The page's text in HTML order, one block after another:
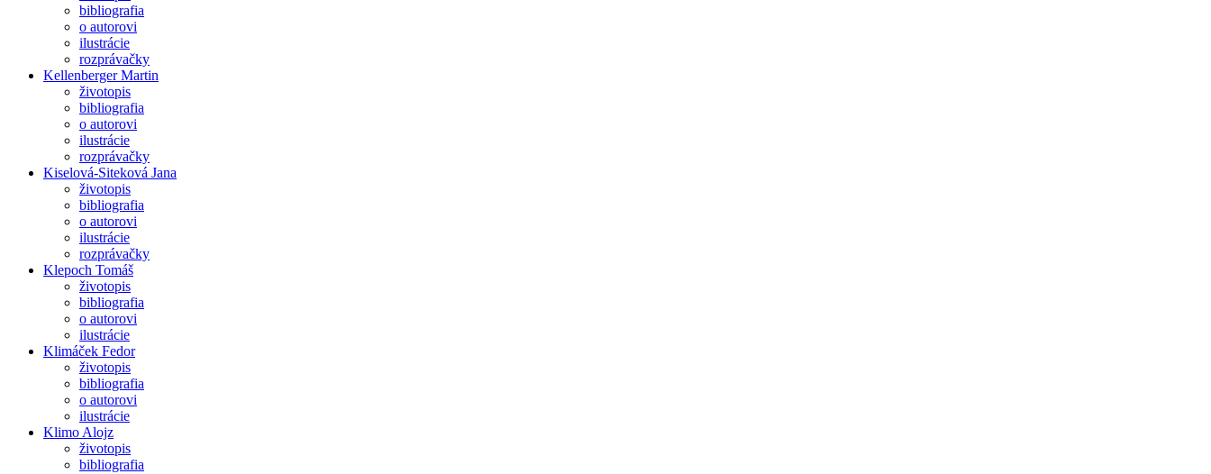
bibliografia
o autorovi
ilustrácie
rozprávačky
Kellenberger Martin
životopis
bibliografia
o autorovi
ilustrácie
rozprávačky
Kiselová-Siteková Jana
životopis
bibliografia
o autorovi
ilustrácie
rozprávačky
Klepoch Tomáš
životopis
bibliografia
o autorovi
ilustrácie
Klimáček Fedor
životopis
bibliografia
o autorovi
ilustrácie
Klimo Alojz
životopis
bibliografia